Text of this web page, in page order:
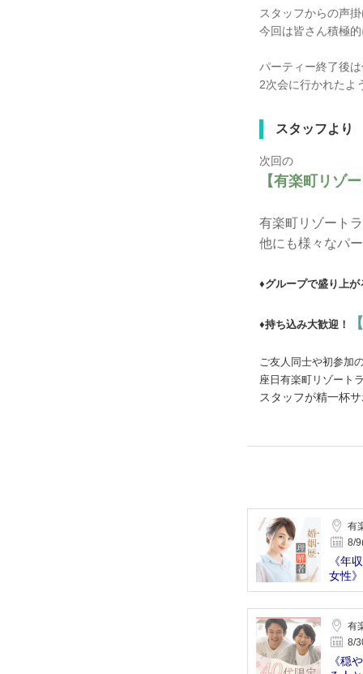
スタッフからの声
今回は皆さん積極
パーティー終了後
2次会に行かれたよ
スタッフより
次回の
【有楽町リゾ
有楽町リゾート
他にも様々なパ
♦グループで盛り上が
♦持ち込み大歓迎！ 【
ご友人同士や初参加
座日有楽町リゾート
スタッフが精一杯
有
8/
《年
女性
有
8/
《穏